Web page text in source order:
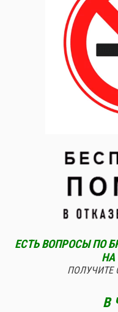
ЕСТЬ ВОПРОСЫ ПО
НА
ПОЛУЧИТЕ
В